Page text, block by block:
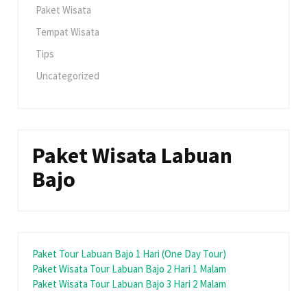
Paket Wisata
Tempat Wisata
Tips
Uncategorized
Paket Wisata Labuan
Bajo
Paket Tour Labuan Bajo 1 Hari (One Day Tour)
Paket Wisata Tour Labuan Bajo 2 Hari 1 Malam
Paket Wisata Tour Labuan Bajo 3 Hari 2 Malam